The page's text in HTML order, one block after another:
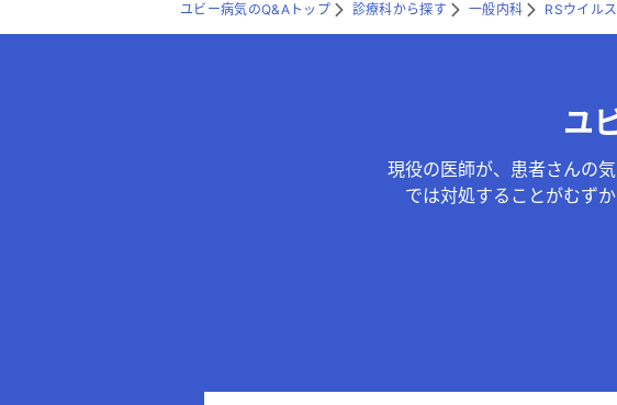
ユビー病気のQ&Aトップ 診療科から探す 一般内科 RSウイル
ユ
現役の医師が、患者さんの
では対処することがむず